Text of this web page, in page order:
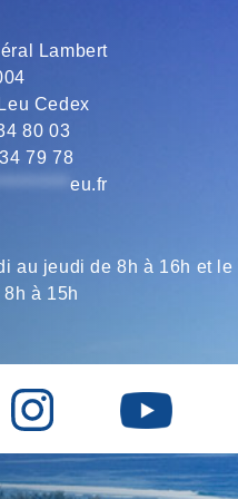
p
Lambert
Cedex
80 03
79 78
eu.fr
au jeudi de 8h à 16h et le
à 15h